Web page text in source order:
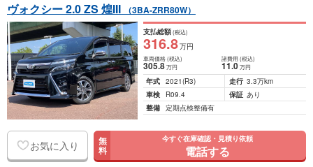
ヴォクシー 2.0 ZS 煌III （3BA-ZRR80W）
支払総額(税込)
316.8万円
車両価格(税込)
305.8万円
諸費用 (税込)
11.0 万円
年式 2021(R3) 走行 3.3万km
車検
R09.4 保証 あり
整備 定期点検整備有
お気に入り 無
料
今すぐ在庫確認・見積り依頼
電話する